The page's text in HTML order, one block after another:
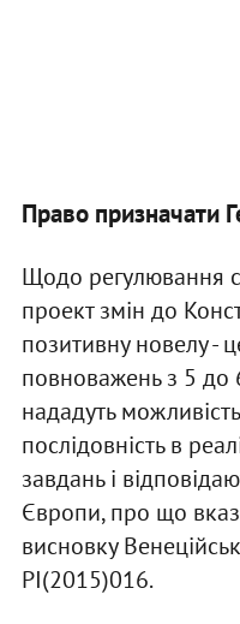
Право призначати
Щодо регулювання
проект змін до
позитивну новелу -
повноважень з 5 до
нададуть
послідовність в
завдань і
Європи, про що
висновку
PI(2015)016.